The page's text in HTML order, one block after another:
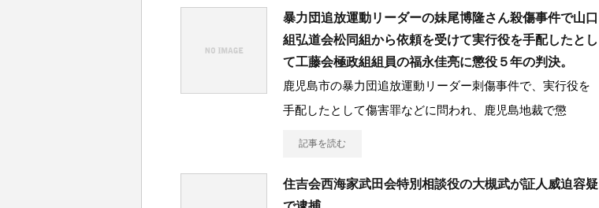
暴力団追放運動リーダーの妹尾博隆さん殺傷事件で山口
組弘道会松同組から依頼を受けて実行役を手配したとし
て工藤会極政組組員の福永佳亮に懲役５年の判決。
鹿児島市の暴力団追放運動リーダー刺傷事件で、実行役を
手配したとして傷害罪などに問われ、鹿児島地裁で懲
記事を読む
住吉会西海家武田会特別相談役の大槻武が証人威迫容疑